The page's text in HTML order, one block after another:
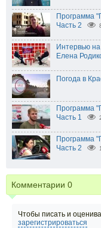
Программа
Часть 2
Интервью
Елена
Погода в
Программа
Часть 1
Программа
Часть 2
Комментарии 0
Чтобы писать и
зарегистрироваться